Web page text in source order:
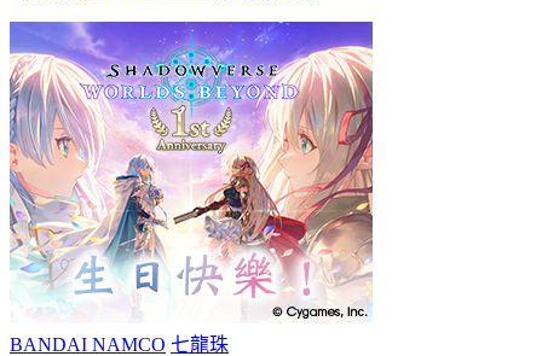
BANDAI NAMCO 七龍珠